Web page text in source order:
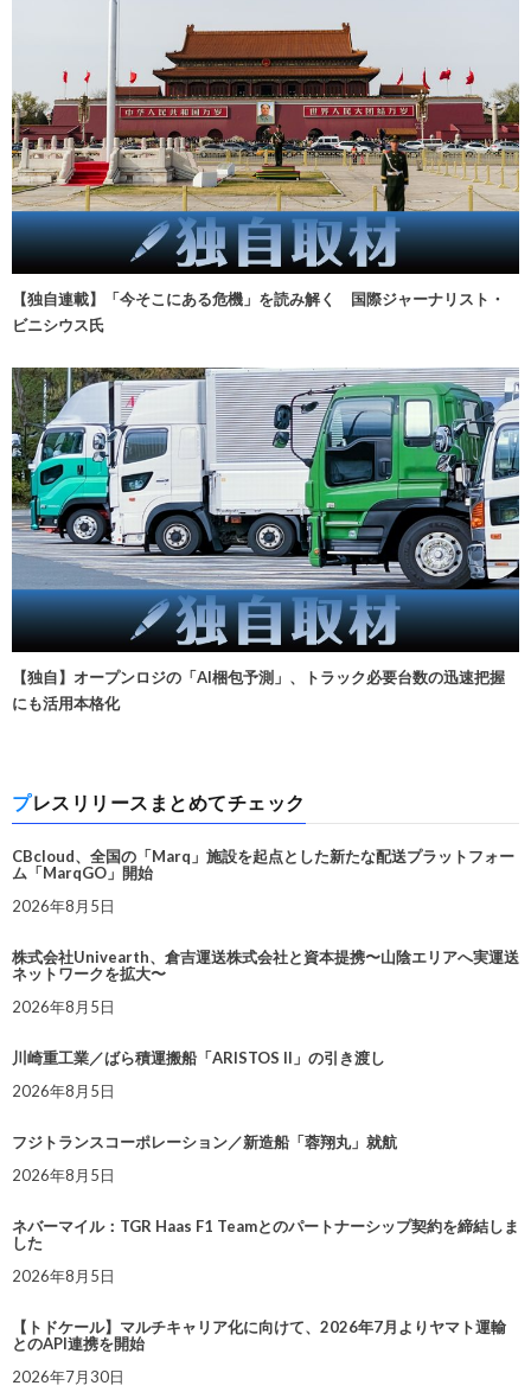
【独自連載】「今そこにある危機」を読み解く 国際ジャーナリスト・
ビニシウス氏
【独自】オープンロジの「AI梱包予測」、トラック必要台数の迅速把握
にも活用本格化
プレスリリースまとめてチェック
CBcloud、全国の「Marq」施設を起点とした新たな配送プラットフォー
ム「MarqGO」開始
2026年8月5日
株式会社Univearth、倉吉運送株式会社と資本提携〜山陰エリアへ実運送
ネットワークを拡大〜
2026年8月5日
川崎重工業／ばら積運搬船「ARISTOS II」の引き渡し
2026年8月5日
フジトランスコーポレーション／新造船「蓉翔丸」就航
2026年8月5日
ネバーマイル：TGR Haas F1 Teamとのパートナーシップ契約を締結しま
した
2026年8月5日
【トドケール】マルチキャリア化に向けて、2026年7月よりヤマト運輸
とのAPI連携を開始
2026年7月30日